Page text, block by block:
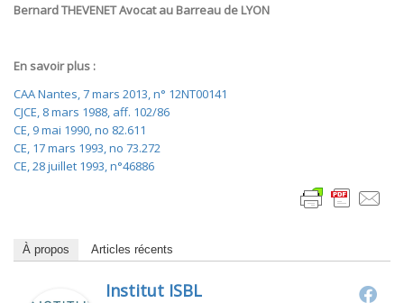
Bernard THEVENET Avocat au Barreau de LYON
En savoir plus :
CAA Nantes, 7 mars 2013, n° 12NT00141
CJCE, 8 mars 1988, aff. 102/86
CE, 9 mai 1990, no 82.611
CE, 17 mars 1993, no 73.272
CE, 28 juillet 1993, n°46886
À propos Articles récents
Institut ISBL